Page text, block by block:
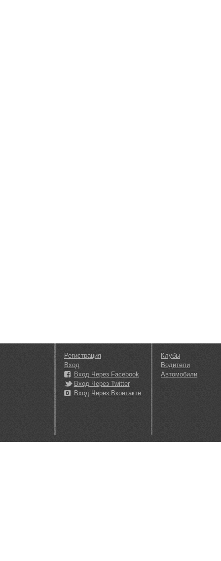
Регистрация
Вход
Вход Через Facebook
Вход Через Twitter
Вход Через Вконтакте
Клубы
Водители
Автомобили